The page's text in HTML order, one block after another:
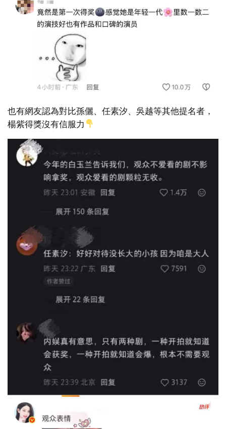
也有網友認為對比孫儷、任素汐、吳越等其他提名者，
楊紫得獎沒有信服力